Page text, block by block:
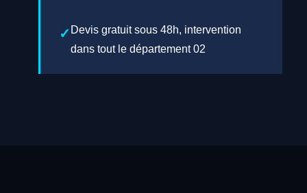
Devis gratuit sous 48h, intervention
dans tout le département 02